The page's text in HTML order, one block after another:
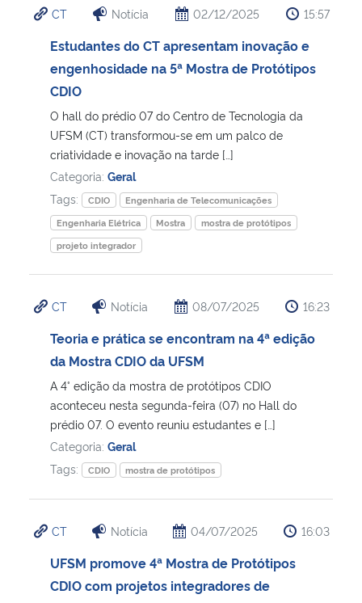
Ministério da Cidadania
Ministério de Minas e Energia
Ministério da Ciência, Tecnologia, Inovações e Comunicações
Ministério do Meio Ambiente
Ministério do Turismo
Controladoria-Geral da União
Ministério da Mulher, da Família e dos Direitos Humanos
Secretaria-Geral
Secretaria de Governo
Advocacia-Geral da União
Banco Central do Brasil
CT Notícia 02/12/2025 15:57
Estudantes do CT apresentam inovação e
engenhosidade na 5ª Mostra de Protótipos
CDIO
O hall do prédio 07 do Centro de Tecnologia da
UFSM (CT) transformou-se em um palco de
criatividade e inovação na tarde […]
Categoria: Geral
Tags:
CDIO
Engenharia de Telecomunicações
Engenharia Elétrica
Mostra
mostra de protótipos
projeto integrador
CT Notícia 08/07/2025 16:23
Teoria e prática se encontram na 4ª edição
da Mostra CDIO da UFSM
A 4° edição da mostra de protótipos CDIO
aconteceu nesta segunda-feira (07) no Hall do
prédio 07. O evento reuniu estudantes e […]
Categoria: Geral
Tags:
CDIO mostra de protótipos
CT Notícia 04/07/2025 16:03
UFSM promove 4ª Mostra de Protótipos
CDIO com projetos integradores de